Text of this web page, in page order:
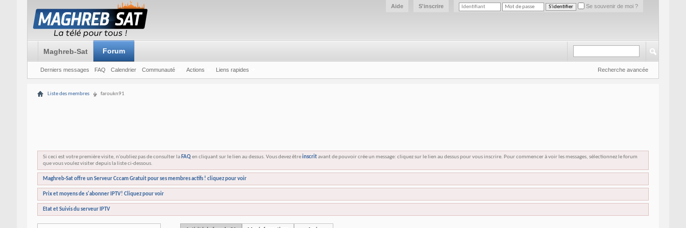
Se souvenir de moi ?
S'inscrire
Aide
Maghreb-Sat Forum
Derniers messages FAQ Calendrier Communauté Actions Liens rapides Recherche avancée
Liste des membres faroukn91
Si ceci est votre première visite, n'oubliez pas de consulter la FAQen cliquant sur le lien au dessus. Vous devez êtreinscritavant de pouvoir crée un message: cliquez sur le lien au dessus pour vous inscrire. Pour commencer à voir les messages, sélectionnez le forum
que vous voulez visiter depuis la liste ci-dessous.
Maghreb-Sat offre un Serveur Cccam Gratuit pour ses membres actifs ! cliquez pour voir
Prix et moyens de s'abonner IPTV! Cliquez pour voir
Etat et Suivis du serveur IPTV